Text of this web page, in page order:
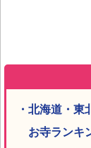
・北海道・東
お寺ランキ